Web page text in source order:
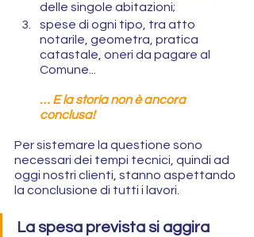
delle singole abitazioni;
spese di ogni tipo, tra atto
notarile, geometra, pratica
catastale, oneri da pagare al
Comune...
… E la storia non è ancora
conclusa!
Per sistemare la questione sono
necessari dei tempi tecnici, quindi ad
oggi nostri clienti, stanno aspettando
la conclusione di tutti i lavori.
La spesa prevista si aggira